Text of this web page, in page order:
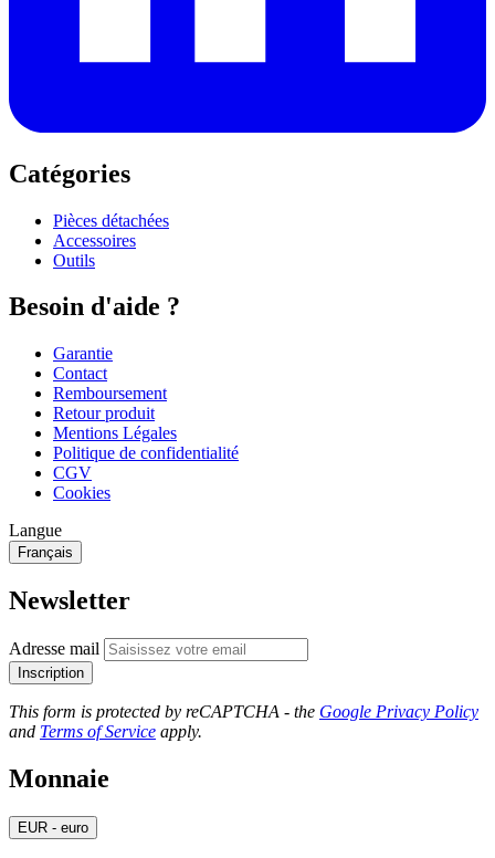
Catégories
Pièces détachées
Accessoires
Outils
Besoin d'aide ?
Garantie
Contact
Remboursement
Retour produit
Mentions Légales
Politique de confidentialité
CGV
Cookies
Langue
Français
Newsletter
Adresse mail
Inscription
This form is protected by reCAPTCHA - the Google Privacy Policy
and Terms of Service apply.
Monnaie
EUR - euro